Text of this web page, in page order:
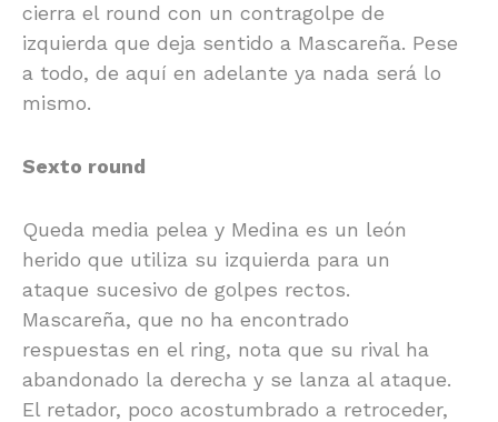
cierra el round con un contragolpe de
izquierda que deja sentido a Mascareña. Pese
a todo, de aquí en adelante ya nada será lo
mismo.
Sexto round
Queda media pelea y Medina es un león
herido que utiliza su izquierda para un
ataque sucesivo de golpes rectos.
Mascareña, que no ha encontrado
respuestas en el ring, nota que su rival ha
abandonado la derecha y se lanza al ataque.
El retador, poco acostumbrado a retroceder,